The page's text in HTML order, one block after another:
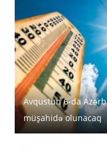
Avqustun 6-da
müşahidə olunacaq
Azərbaycanda
açıqlanıb
MİDA Lənkəran,
satışa çıxarır